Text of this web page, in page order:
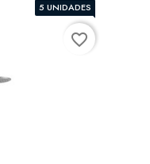
5 UNIDADES
favorite_border